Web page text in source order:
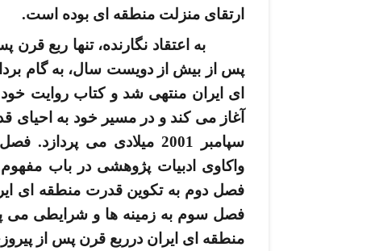
ارتقای منزلت منطقه ­ای بوده ­است.
به اعتقاد نگارنده، تنها ربع
ای ایران منتهی شد و کتاب روایت
سپامبر 2001 میلادی می
واکاوی ادبیات پژوهشی در باب
فصل دوم به تکوین قدرت منطقه ­ای
فصل سوم به زمینه ­ها و شرایطی می
منطقه­ ای ایران درربع قرن پس از